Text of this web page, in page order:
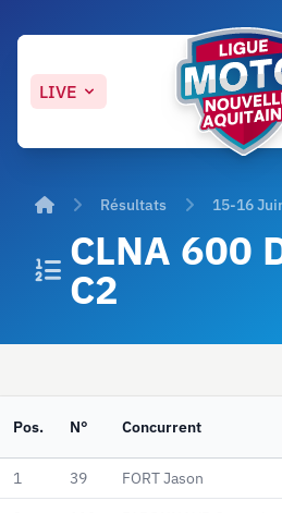
LIVE
AccueilRésultats 15-16
CLNA 600
C2
Pos. N° Concurrent
1 39 FORT Jason